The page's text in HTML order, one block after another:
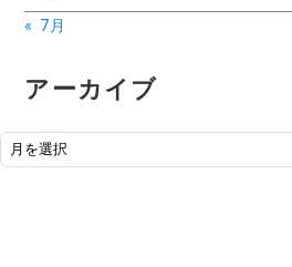
« 7月
アーカイブ
アーカイブ